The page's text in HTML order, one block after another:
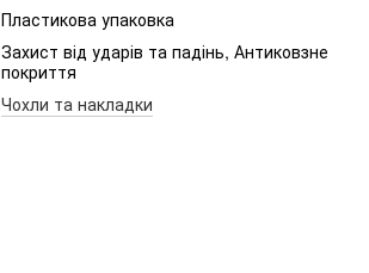
Пластикова упаковка
Захист від ударів та падінь, Антиковзне
покриття
Чохли та накладки